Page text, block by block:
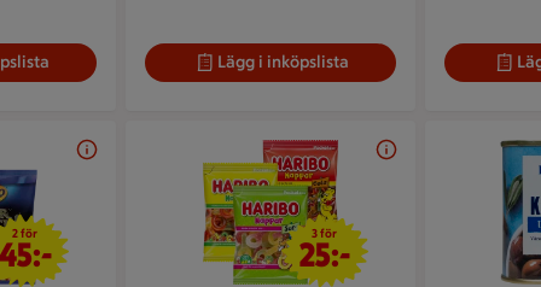
Lägg i inköpslista
2 för 45 kr
2 för
3 för 25 kr
3 för
25:-